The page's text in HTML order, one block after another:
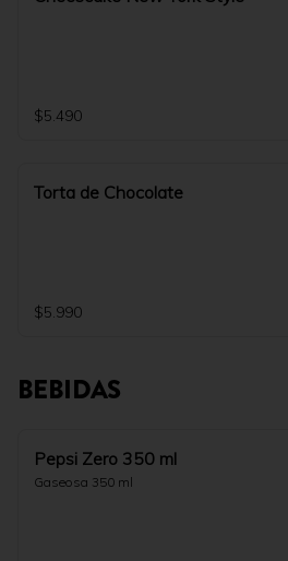
$5.490
Torta de Chocolate
$5.990
BEBIDAS
Pepsi Zero 350 ml
Gaseosa 350 ml